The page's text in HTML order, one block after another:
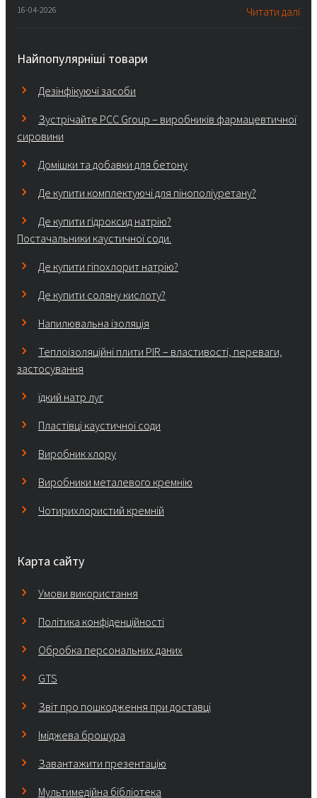
16-04-2026 Читати далі
Найпопулярніші товари
Дезінфікуючі засоби
Зустрічайте PCC Group – виробників фармацевтичної
сировини
Домішки та добавки для бетону
Де купити комплектуючі для пінополіуретану?
Де купити гідроксид натрію?
Постачальники каустичної соди.
Де купити гіпохлорит натрію?
Де купити соляну кислоту?
Напилювальна ізоляція
Теплоізоляційні плити PIR – властивості, переваги,
застосування
їдкий натр луг
Пластівці каустичної соди
Виробник хлору
Виробники металевого кремнію
Чотирихлористий кремній
Карта сайту
Умови використання
Політика конфіденційності
Обробка персональних даних
GTS
Звіт про пошкодження при доставці
Іміджева брошура
Завантажити презентацію
Мультимедійна бібліотека